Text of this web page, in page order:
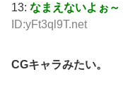
13: なまえないよぉ～
ID:yFt3ql9T.net
CGキャラみたい。